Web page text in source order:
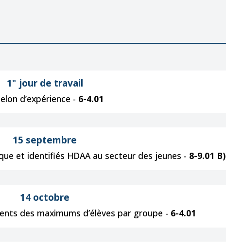
1 erjour de travail
d’expérience - 6-4.01
15 septembre
et identifiés HDAA au secteur des jeunes - 8-9.01 B)
14 octobre
des maximums d’élèves par groupe - 6-4.01